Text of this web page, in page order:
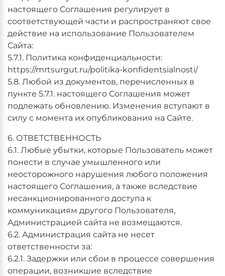
настоящего Соглашения регулирует в
соответствующей части и распространяют свое
действие на использование Пользователем
Сайта:
5.7.1. Политика конфиденциальности:
https://mrtsurgut.ru/politika-konfidentsialnosti/
5.8. Любой из документов, перечисленных в
пункте 5.7.1. настоящего Соглашения может
подлежать обновлению. Изменения вступают в
силу с момента их опубликования на Сайте.
6. ОТВЕТСТВЕННОСТЬ
6.1. Любые убытки, которые Пользователь может
понести в случае умышленного или
неосторожного нарушения любого положения
настоящего Соглашения, а также вследствие
несанкционированного доступа к
коммуникациям другого Пользователя,
Администрацией сайта не возмещаются.
6.2. Администрация сайта не несет
ответственности за:
6.2.1. Задержки или сбои в процессе совершения
операции, возникшие вследствие